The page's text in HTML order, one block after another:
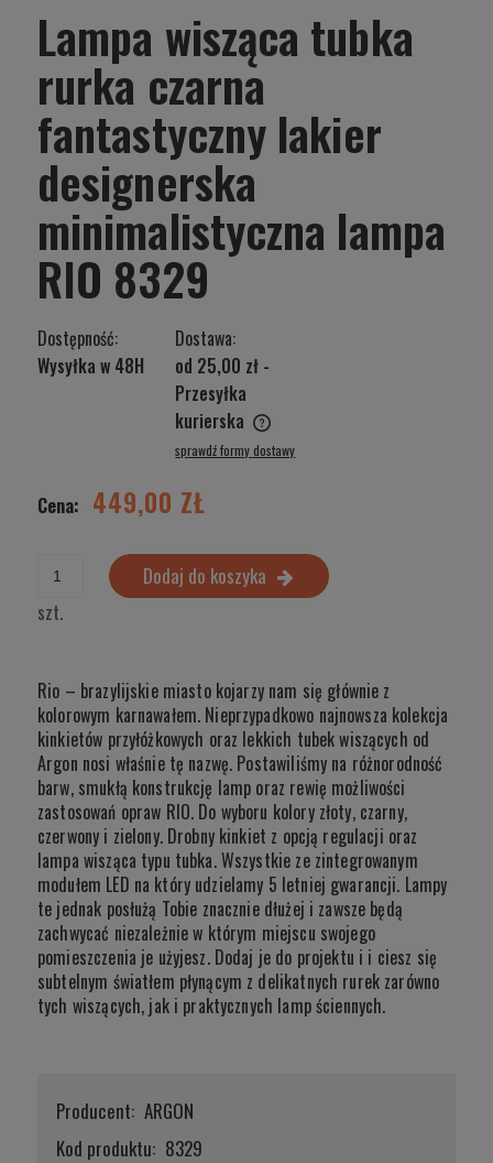
Lampa wisząca tubka
rurka czarna
fantastyczny lakier
designerska
minimalistyczna lampa
RIO 8329
Dostępność:
Wysyłka w 48H
Dostawa:
od 25,00 zł -
Przesyłka
kurierska
Cena nie zawiera ewentualnych kosztów płatności
sprawdź formy dostawy
Cena: 449,00 ZŁ
szt.
Dodaj do koszyka
Rio – brazylijskie miasto kojarzy nam się głównie z
kolorowym karnawałem. Nieprzypadkowo najnowsza kolekcja
kinkietów przyłóżkowych oraz lekkich tubek wiszących od
Argon nosi właśnie tę nazwę. Postawiliśmy na różnorodność
barw, smukłą konstrukcję lamp oraz rewię możliwości
zastosowań opraw RIO. Do wyboru kolory złoty, czarny,
czerwony i zielony. Drobny kinkiet z opcją regulacji oraz
lampa wisząca typu tubka. Wszystkie ze zintegrowanym
modułem LED na który udzielamy 5 letniej gwarancji. Lampy
te jednak posłużą Tobie znacznie dłużej i zawsze będą
zachwycać niezależnie w którym miejscu swojego
pomieszczenia je użyjesz. Dodaj je do projektu i i ciesz się
subtelnym światłem płynącym z delikatnych rurek zarówno
tych wiszących, jak i praktycznych lamp ściennych.
Producent: ARGON
Kod produktu: 8329